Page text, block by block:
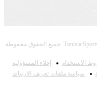
إخلاء المسؤولية
ملفات تعريف الارتباط